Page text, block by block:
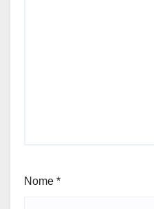
Nome *